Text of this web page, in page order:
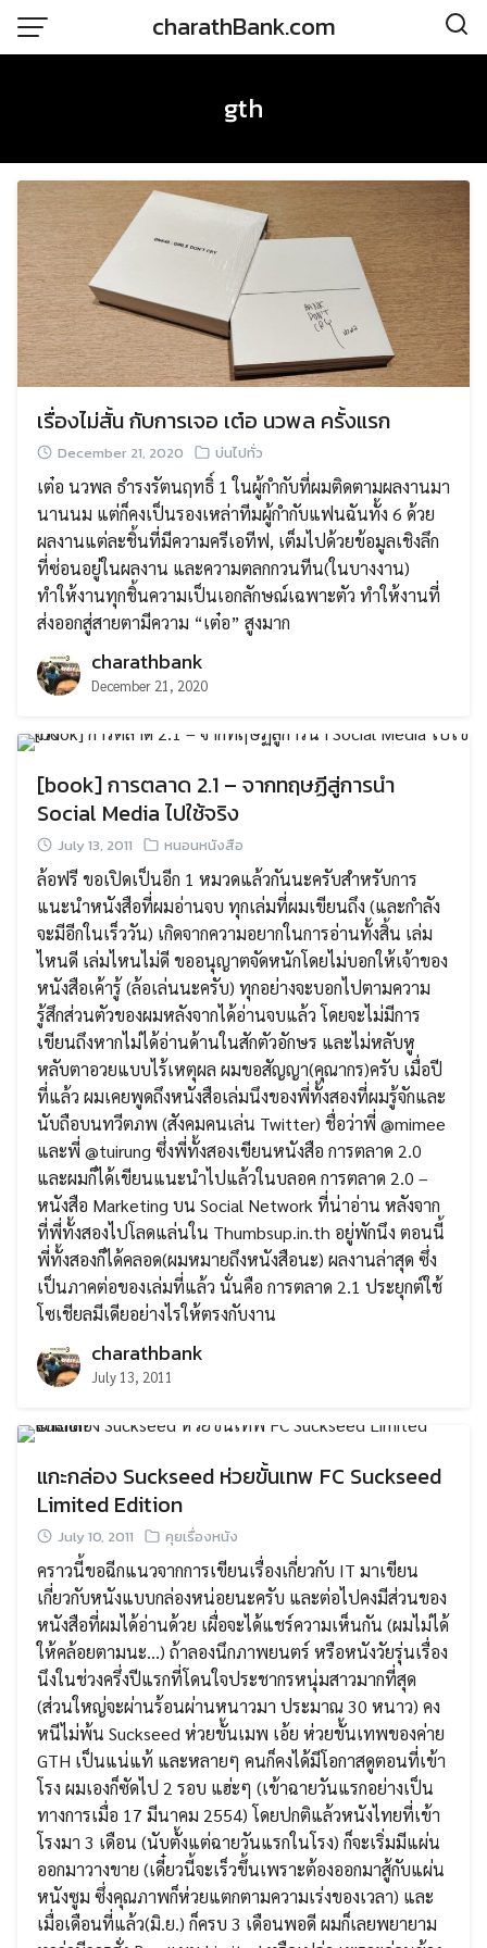
Skip
charathBank.com
Search
for:
Search
gth
เรื่องไม่สั้น กับการเจอ เต๋อ นวพล ครั้งแรก
December 21, 2020 บ่นไปทั่ว
เต๋อ นวพล ธำรงรัตนฤทธิ์ 1 ในผู้กำกับที่ผมติดตามผลงานมา
นานนม แต่ก็คงเป็นรองเหล่าทีมผู้กำกับแฟนฉันทั้ง 6 ด้วย
ผลงานแต่ละชิ้นที่มีความครีเอทีฟ, เต็มไปด้วยข้อมูลเชิงลึก
ที่ซ่อนอยู่ในผลงาน และความตลกกวนทีน(ในบางงาน)
ทำให้งานทุกชิ้นความเป็นเอกลักษณ์เฉพาะตัว ทำให้งานที่
ส่งออกสู่สายตามีความ “เต๋อ” สูงมาก
charathbank
December 21, 2020
[book] การตลาด 2.1 – จากทฤษฏีสู่การนำ
Social Media ไปใช้จริง
July 13, 2011 หนอนหนังสือ
ล้อฟรี ขอเปิดเป็นอีก 1 หมวดแล้วกันนะครับสำหรับการ
แนะนำหนังสือที่ผมอ่านจบ ทุกเล่มที่ผมเขียนถึง (และกำลัง
จะมีอีกในเร็ววัน) เกิดจากความอยากในการอ่านทั้งสิ้น เล่ม
ไหนดี เล่มไหนไม่ดี ขออนุญาตจัดหนักโดยไม่บอกให้เจ้าของ
หนังสือเค้ารู้ (ล้อเล่นนะครับ) ทุกอย่างจะบอกไปตามความ
รู้สึกส่วนตัวของผมหลังจากได้อ่านจบแล้ว โดยจะไม่มีการ
เขียนถึงหากไม่ได้อ่านด้านในสักตัวอักษร และไม่หลับหู
หลับตาอวยแบบไร้เหตุผล ผมขอสัญญา(คุณากร)ครับ เมื่อปี
ที่แล้ว ผมเคยพูดถึงหนังสือเล่มนึงของพี่ทั้งสองที่ผมรู้จักและ
นับถือบนทวีตภพ (สังคมคนเล่น Twitter) ชื่อว่าพี่ @mimee
และพี่ @tuirung ซึ่งพี่ทั้งสองเขียนหนังสือ การตลาด 2.0
และผมก็ได้เขียนแนะนำไปแล้วในบลอค การตลาด 2.0 –
หนังสือ Marketing บน Social Network ที่น่าอ่าน หลังจาก
ที่พี่ทั้งสองไปโลดแล่นใน Thumbsup.in.th อยู่พักนึง ตอนนี้
พี่ทั้งสองก็ได้คลอด(ผมหมายถึงหนังสือนะ) ผลงานล่าสุด ซึ่ง
เป็นภาคต่อของเล่มที่แล้ว นั่นคือ การตลาด 2.1 ประยุกต์ใช้
โซเชียลมีเดียอย่างไรให้ตรงกับงาน
charathbank
July 13, 2011
แกะกล่อง Suckseed ห่วยขั้นเทพ FC Suckseed
Limited Edition
July 10, 2011 คุยเรื่องหนัง
คราวนี้ขอฉีกแนวจากการเขียนเรื่องเกี่ยวกับ IT มาเขียน
เกี่ยวกับหนังแบบกล่องหน่อยนะครับ และต่อไปคงมีส่วนของ
หนังสือที่ผมได้อ่านด้วย เผื่อจะได้แชร์ความเห็นกัน (ผมไม่ได้
ให้คล้อยตามนะ…) ถ้าลองนึกภาพยนตร์ หรือหนังวัยรุ่นเรื่อง
นึงในช่วงครึ่งปีแรกที่โดนใจประชากรหนุ่มสาวมากที่สุด
(ส่วนใหญ่จะผ่านร้อนผ่านหนาวมา ประมาณ 30 หนาว) คง
หนีไม่พ้น Suckseed ห่วยขั้นเมพ เอ้ย ห่วยขั้นเทพของค่าย
GTH เป็นแน่แท้ และหลายๆ คนก็คงได้มีโอกาสดูตอนที่เข้า
โรง ผมเองก็ซัดไป 2 รอบ แฮ่ะๆ (เข้าฉายวันแรกอย่างเป็น
ทางการเมื่อ 17 มีนาคม 2554) โดยปกติแล้วหนังไทยที่เข้า
โรงมา 3 เดือน (นับตั้งแต่ฉายวันแรกในโรง) ก็จะเริ่มมีแผ่น
ออกมาวางขาย (เดี๋ยวนี้จะเร็วขึ้นเพราะต้องออกมาสู้กับแผ่น
หนังซูม ซึ่งคุณภาพก็ห่วยแตกตามความเร่งของเวลา) และ
เมื่อเดือนที่แล้ว(มิ.ย.) ก็ครบ 3 เดือนพอดี ผมก็เลยพยายาม